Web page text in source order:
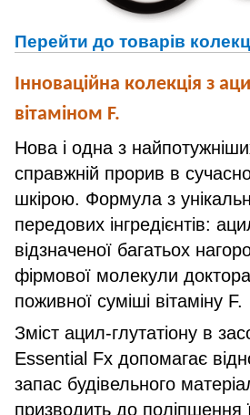
Перейти до товарів
Інноваційна колекція з
вітаміном F.
Нова і одна з
справжній прорив в
шкірою. Формула з
передових інгредієнтів:
відзначеної багатьох
фірмової молекули
поживної суміші вітаміну F.
Зміст ацил-глутатіону в
Essential Fx допомагає
запас будівельного
призводить до поліпшення